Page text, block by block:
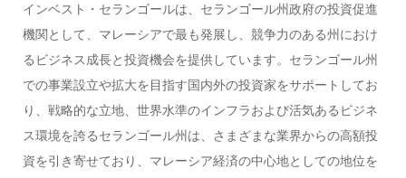
インベスト・セランゴールは、セランゴール州政府の投資促進
機関として、マレーシアで最も発展し、競争力のある州におけ
るビジネス成長と投資機会を提供しています。セランゴール州
での事業設立や拡大を目指す国内外の投資家をサポートしてお
り、戦略的な立地、世界水準のインフラおよび活気あるビジネ
ス環境を誇るセランゴール州は、さまざまな業界からの高額投
資を引き寄せており、マレーシア経済の中心地としての地位を